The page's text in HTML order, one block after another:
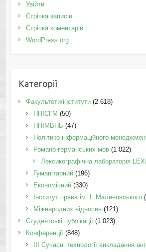
Увійти
Стрічка записів
Стрічка коментарів
WordPress.org
Категорії
Факультети/інститути(2 618)
ННІСГМ (50)
ННІМВНБ (47)
Політико-інформаційного
Романо-германських мов(1 022)
Лексикографічна лабораторія
Гуманітарний(196)
Економічний(330)
Інститут права ім. І. Малиновського
Міжнародних відносин(121)
Студентські публікації(1 023)
Конференції(848)
III Сучасні технології викладання